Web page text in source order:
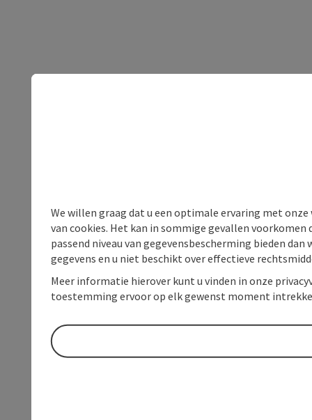
We willen graag dat u een optimale ervaring met
van cookies. Het kan in sommige gevallen voorkomen
passend niveau van gegevensbescherming bieden
gegevens en u niet beschikt over effectieve
Meer informatie hierover kunt u vinden in onze
toestemming ervoor op elk gewenst moment